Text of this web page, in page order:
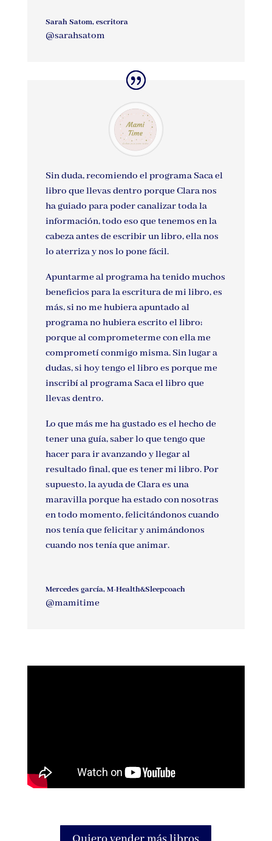
Sarah Satom, escritora
@sarahsatom
Sin duda, recomiendo el programa Saca el
libro que llevas dentro porque Clara nos
ha guiado para poder canalizar toda la
información, todo eso que tenemos en la
cabeza antes de escribir un libro, ella nos
lo aterriza y nos lo pone fácil.
Apuntarme al programa ha tenido muchos
beneficios para la escritura de mi libro, es
más, si no me hubiera apuntado al
programa no hubiera escrito el libro;
porque al comprometerme con ella me
comprometí conmigo misma. Sin lugar a
dudas, si hoy tengo el libro es porque me
inscribí al programa Saca el libro que
llevas dentro.
Lo que más me ha gustado es el hecho de
tener una guía, saber lo que tengo que
hacer para ir avanzando y llegar al
resultado final, que es tener mi libro. Por
supuesto, la ayuda de Clara es una
maravilla porque ha estado con nosotras
en todo momento, felicitándonos cuando
nos tenía que felicitar y animándonos
cuando nos tenía que animar.
Mercedes garcía, M-Health&Sleepcoach
@mamitime